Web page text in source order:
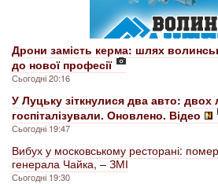
Дрони замість керма: шлях
до нової професії
Сьогодні 20:16
У Луцьку зіткнулися два авто:
госпіталізували. Оновлено. Відео
Сьогодні 19:47
Вибух у московському ресторані:
генерала Чайка, – ЗМІ
Сьогодні 19:30